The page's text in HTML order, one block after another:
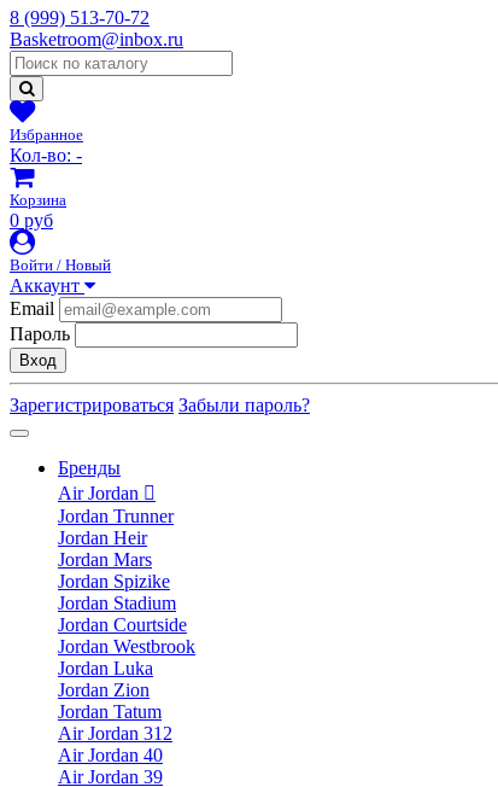
8 (999) 513-70-72
Basketroom@inbox.ru
Избранное
Кол-во: -
Корзина
0 руб
Войти / Новый
Аккаунт
Email
Пароль
Вход
Зарегистрироваться Забыли пароль?
Бренды
Air Jordan
Jordan Trunner
Jordan Heir
Jordan Mars
Jordan Spizike
Jordan Stadium
Jordan Courtside
Jordan Westbrook
Jordan Luka
Jordan Zion
Jordan Tatum
Air Jordan 312
Air Jordan 40
Air Jordan 39